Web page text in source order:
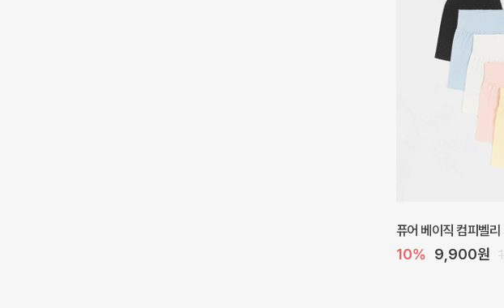
10% 28,800원